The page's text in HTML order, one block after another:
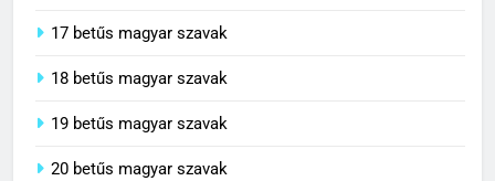
17 betűs magyar szavak
18 betűs magyar szavak
19 betűs magyar szavak
20 betűs magyar szavak